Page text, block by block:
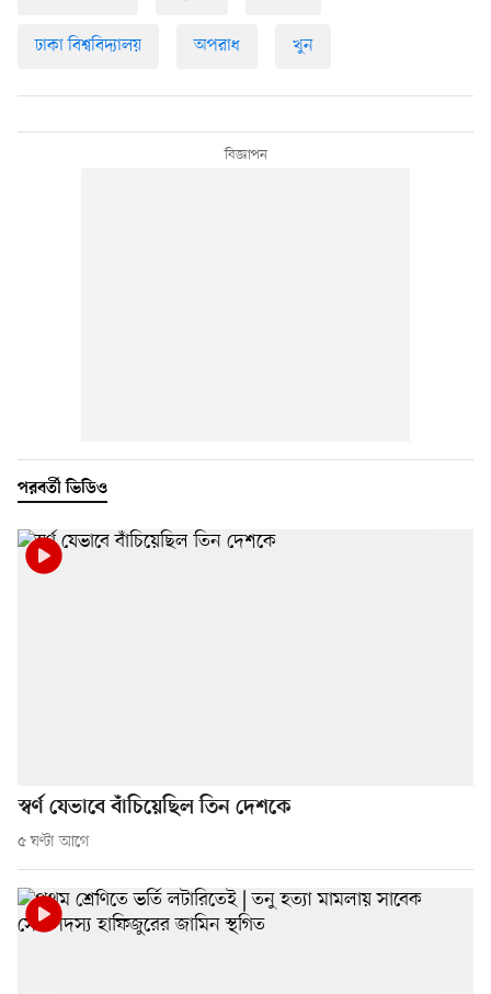
ঢাকা বিশ্ববিদ্যালয় অপরাধ খুন
পরবর্তী ভিডিও
স্বর্ণ যেভাবে বাঁচিয়েছিল তিন দেশকে
৫ ঘণ্টা আগে